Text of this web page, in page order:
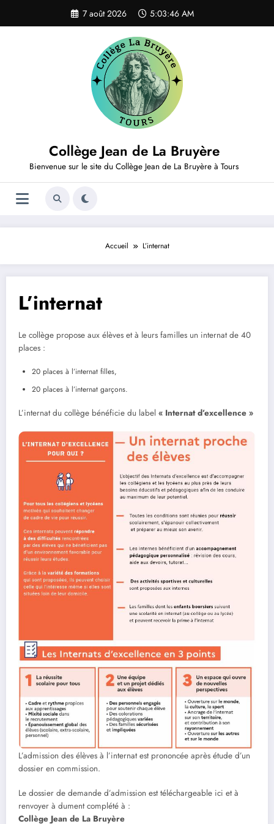
contenu
7 août 2026 5:03:46 AM
Collège Jean de La Bruyère
Bienvenue sur le site du Collège Jean de La Bruyère à Tours
Accueil L’internat
L’internat
Le collège propose aux élèves et à leurs familles un internat de 40
places :
20 places à l’internat filles,
20 places à l’internat garçons.
L’internat du collège bénéficie du label « Internat d’excellence »
L’admission des élèves à l’internat est prononcée après étude d’un
dossier en commission.
Le dossier de demande d’admission est téléchargeable ici et à
renvoyer à dument complété à :
Collège Jean de La Bruyère